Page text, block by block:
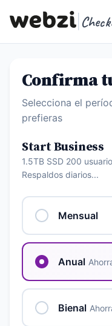
Confirma
Selecciona el
prefieras
Start Business
1.5TB SSD 200
Respaldos diarios...
Mensual
Anual
Bienal